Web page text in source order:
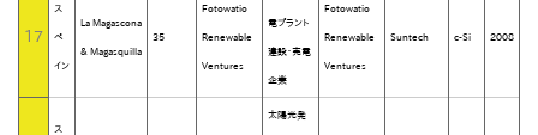
17
ス
ペ
イン
La Magascona
& Magasquilla
35
Fotowatio
Renewable
Ventures
電プラント
建設・売電
企業
Fotowatio
Renewable
Ventures
Suntech c-Si 2008
ス
太陽光発